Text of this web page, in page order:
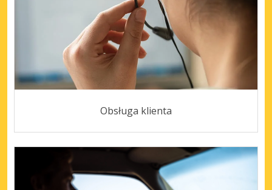
Obsługa klienta